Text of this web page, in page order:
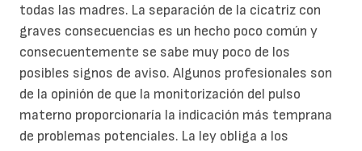
todas las madres. La separación de la cicatriz con
graves consecuencias es un hecho poco común y
consecuentemente se sabe muy poco de los
posibles signos de aviso. Algunos profesionales son
de la opinión de que la monitorización del pulso
materno proporcionaría la indicación más temprana
de problemas potenciales. La ley obliga a los